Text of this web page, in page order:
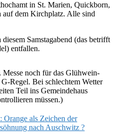
in St. Marien, Quickborn,
auf dem Kirchplatz. Alle sind
Samstagabend (das betrifft
entfallen.
noch für das Glühwein-
Regel. Bei schlechtem Wetter
Teil ins Gemeindehaus
müssen.)
Orange als Zeichen der
nach Auschwitz ?